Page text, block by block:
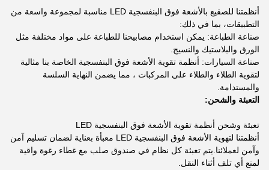
أنظمتنا للصقيع بالأشعة فوق البنفسجية LED مناسبة لمجموعة واسعة من
التطبيقات، بما في ذلك:
صناعة الطباعة: يمكن استخدام مصابيحنا للطباعة على مواد مختلفة مثل
الورق والبلاستيك والنسيج.
صناعة السيارات: أنظمة تقوية الأشعة فوق البنفسجية الخاصة بنا مثالية
لتقوية الطلاء والطلاء على المركبات ، مما يضمن النهاية السلسة
والمستدامة.
التعبئة والشحن:
تعبئة وشحن أنظمة تقوية الأشعة فوق البنفسجية LED
أنظمتنا لتهوية الأشعة فوق البنفسجية LED معبأة بعناية لضمان تسليم آمن
وآمن لعملائنا.يتم تعبئة كل نظام في صندوق صلب مع غطاء رغوة واقية
لمنع أي تلف أثناء النقل.